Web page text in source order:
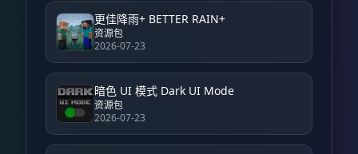
更佳降雨+ BETTER RAIN+
资源包
2026-07-23
暗色 UI 模式 Dark UI Mode
资源包
2026-07-23